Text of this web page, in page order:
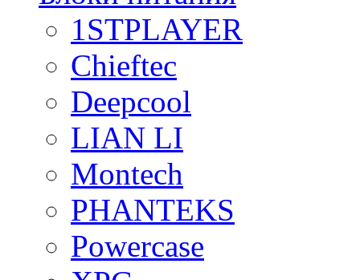
1STPLAYER
Chieftec
Deepcool
LIAN LI
Montech
PHANTEKS
Powercase